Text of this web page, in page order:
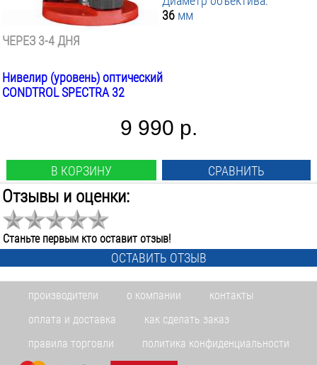
36 мм
ЧЕРЕЗ 3-4 ДНЯ
Нивелир (уровень) оптический
CONDTROL SPECTRA 32
9 990 р.
В КОРЗИНУ СРАВНИТЬ
Отзывы и оценки:
Станьте первым кто оставит отзыв!
ОСТАВИТЬ ОТЗЫВ
производители о компании
контакты
оплата и доставка
как сделать заказ
правила торговли
политика конфиденциальности